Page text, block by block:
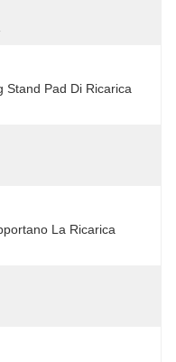
Stand Pad Di Ricarica
La Ricarica